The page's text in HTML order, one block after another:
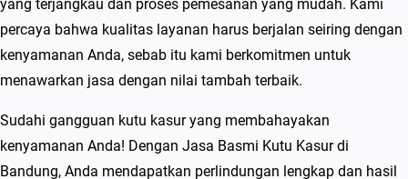
yang terjangkau dan proses pemesanan yang mudah. Kami
percaya bahwa kualitas layanan harus berjalan seiring dengan
kenyamanan Anda, sebab itu kami berkomitmen untuk
menawarkan jasa dengan nilai tambah terbaik.
Sudahi gangguan kutu kasur yang membahayakan
kenyamanan Anda! Dengan Jasa Basmi Kutu Kasur di
Bandung, Anda mendapatkan perlindungan lengkap dan hasil